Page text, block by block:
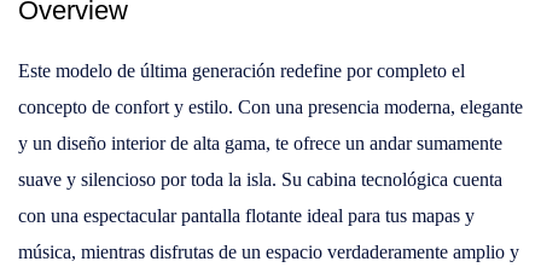
Overview
Este modelo de última generación redefine por completo el
concepto de confort y estilo. Con una presencia moderna, elegante
y un diseño interior de alta gama, te ofrece un andar sumamente
suave y silencioso por toda la isla. Su cabina tecnológica cuenta
con una espectacular pantalla flotante ideal para tus mapas y
música, mientras disfrutas de un espacio verdaderamente amplio y